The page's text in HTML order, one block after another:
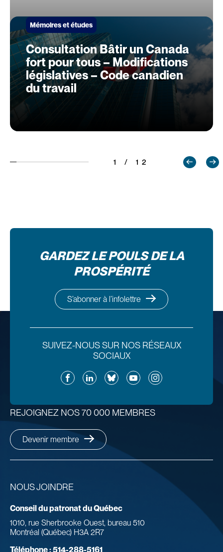
Mémoires et études
Consultation Bâtir un Canada
fort pour tous – Modifications
législatives – Code canadien
du travail
1 / 12
GARDEZ LE POULS DE LA
PROSPÉRITÉ
S’abonner à l’infolettre
SUIVEZ-NOUS SUR NOS RÉSEAUX
SOCIAUX
FacebookLinkedInBlueskyYouTubeInstagram
NOUS JOINDRE
Conseil du patronat du Québec
1010, rue Sherbrooke Ouest, bureau 510
Montréal (Québec) H3A 2R7
Téléphone :514-288-5161
REJOIGNEZ NOS 70 000 MEMBRES
Devenir membre